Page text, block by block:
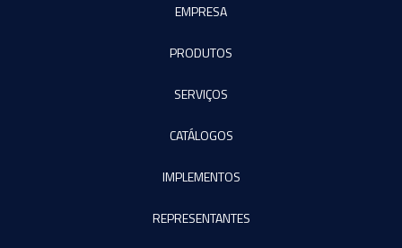
EMPRESA
PRODUTOS
SERVIÇOS
CATÁLOGOS
IMPLEMENTOS
REPRESENTANTES